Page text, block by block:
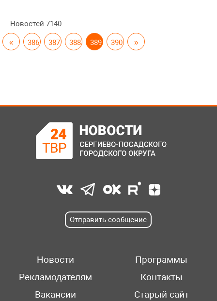
Новостей 7140
« 386 387 388 389 390 »
Отправить сообщение
Новости
Программы
Рекламодателям
Контакты
Вакансии
Старый сайт